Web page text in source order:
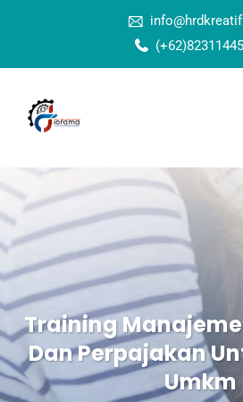
Training
Dan Perpajakan
Umkm